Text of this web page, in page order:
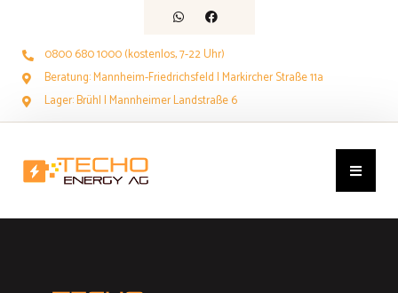
0800 680 1000 (kostenlos, 7-22 Uhr)
Beratung: Mannheim-Friedrichsfeld | Markircher Straße 11a
Lager: Brühl | Mannheimer Landstraße 6